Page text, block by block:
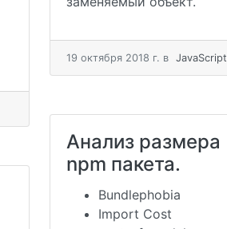
19 октября 2018 г. в JavaScript
Анализ размера
npm пакета.
Bundlephobia
Import Cost